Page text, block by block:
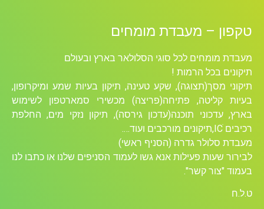
טקפון – מעבדת מומחים
מעבדת מומחים לכל סוגי הסלולאר בארץ ובעולם
תיקונים בכל הרמות !
תיקוני מסך(תצוגה), שקע טעינה, תיקון בעיות שמע ומיקרופון,
בעיות קליטה, פתיחה(פריצה) מכשירי סמארטפון לשימוש
בארץ, עדכוני תוכנה(עדכון גירסה), תיקון נזקי מים, החלפת
רכיבים ICׁ,תיקונים מורכבים ועוד….
מעבדת סלולר גדרה (הסניף ראשי)
לבירור שעות פעילות אנא גשו לעמוד הסניפים שלנו או כתבו לנו
בעמוד "צור קשר".
ט.ל.ח